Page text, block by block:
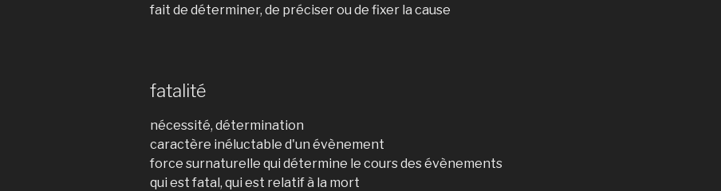
fait de déterminer, de préciser ou de fixer la cause
fatalité
nécessité, détermination
caractère inéluctable d'un évènement
force surnaturelle qui détermine le cours des évènements
qui est fatal, qui est relatif à la mort